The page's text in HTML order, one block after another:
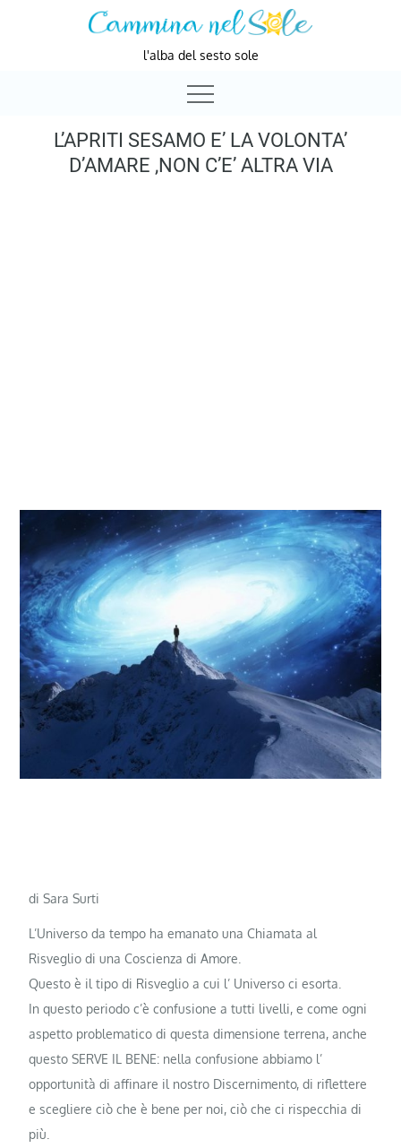
l'alba del sesto sole
L’APRITI SESAMO E’ LA VOLONTA’
D’AMARE ,NON C’E’ ALTRA VIA
di Sara Surti
L’Universo da tempo ha emanato una Chiamata al
Risveglio di una Coscienza di Amore.
Questo è il tipo di Risveglio a cui l’ Universo ci esorta.
In questo periodo c’è confusione a tutti livelli, e come ogni
aspetto problematico di questa dimensione terrena, anche
questo SERVE IL BENE: nella confusione abbiamo l’
opportunità di affinare il nostro Discernimento, di riflettere
e scegliere ciò che è bene per noi, ciò che ci rispecchia di
più.